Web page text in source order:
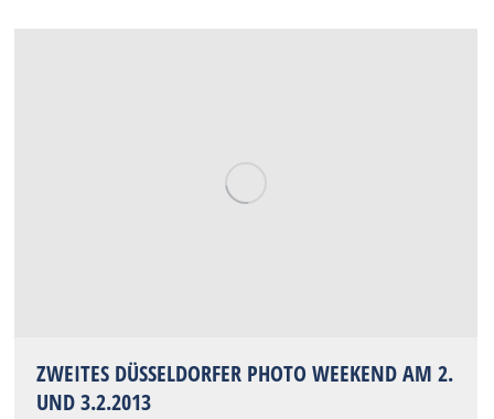
ZWEITES DÜSSELDORFER PHOTO WEEKEND AM 2.
UND 3.2.2013